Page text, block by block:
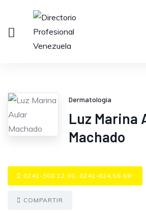
Dermatología
Luz Marina
Machado
0241-300.12.00, 0241-824.56.69.
COMPARTIR